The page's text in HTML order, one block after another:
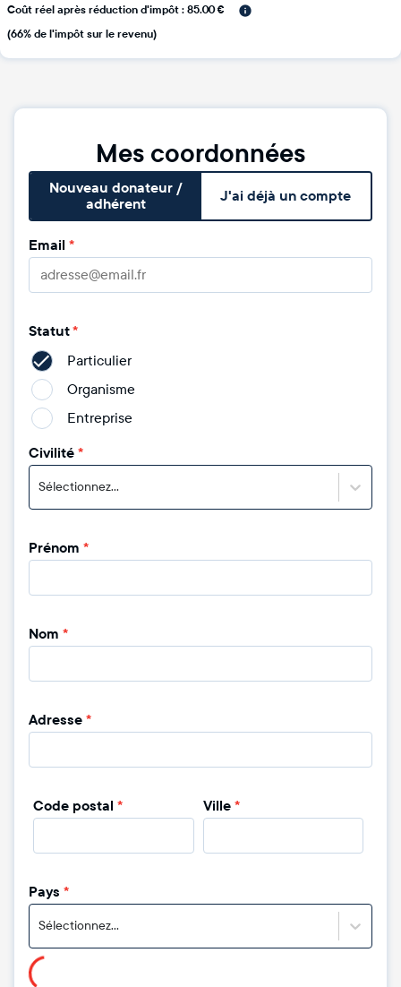
Coût réel après réduction d'impôt : 85.00 €
(66% de l'impôt sur le revenu)
Mes coordonnées
Nouveau donateur /
adhérent
J'ai déjà un compte
Email *
Statut*
Particulier
Organisme
Entreprise
Civilité*
Sélectionnez...
Prénom *
Nom *
Adresse*
Code postal * Ville *
Pays *
Sélectionnez...